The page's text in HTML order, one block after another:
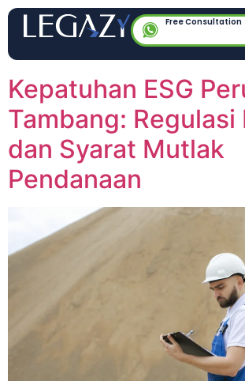
Free Consultation
Kepatuhan ESG
Tambang: Regulasi
dan Syarat Mutlak
Pendanaan